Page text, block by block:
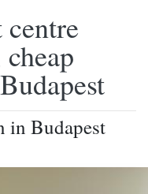
in Budapest